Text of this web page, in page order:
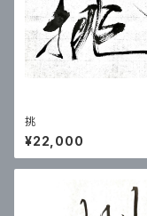
挑
¥22,000